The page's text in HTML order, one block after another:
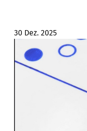
30 Dez. 2025